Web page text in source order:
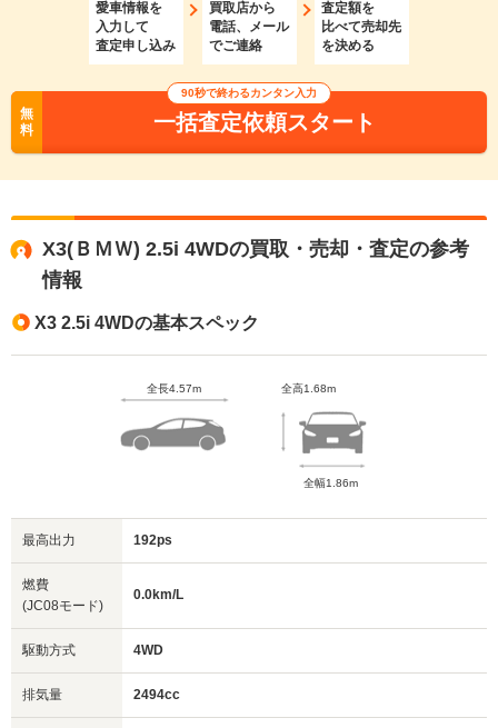
愛車情報を
入力して
査定申し込み
買取店から
電話、メール
でご連絡
査定額を
比べて売却先
を決める
無
料
90秒で終わるカンタン入力
一括査定依頼スタート
X3(ＢＭＷ) 2.5i 4WDの買取・売却・査定の参考
情報
X3 2.5i 4WDの基本スペック
全長4.57m 全高1.68m
全幅1.86m
最高出力 192ps
燃費
(JC08モード)
0.0km/L
駆動方式 4WD
排気量 2494cc